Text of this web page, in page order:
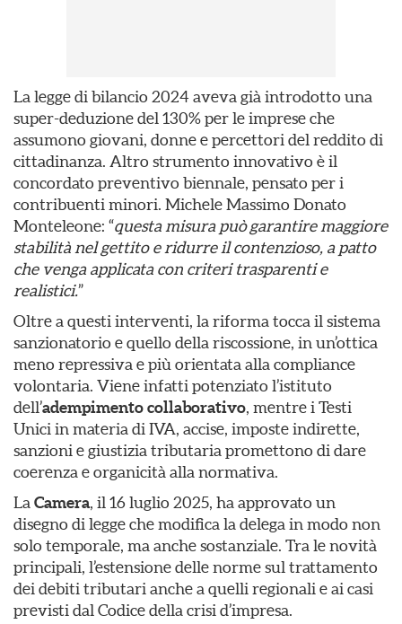
La legge di bilancio 2024 aveva già introdotto una
super-deduzione del 130% per le imprese che
assumono giovani, donne e percettori del reddito di
cittadinanza. Altro strumento innovativo è il
concordato preventivo biennale, pensato per i
contribuenti minori. Michele Massimo Donato
Monteleone: “questa misura può garantire maggiore
stabilità nel gettito e ridurre il contenzioso, a patto
che venga applicata con criteri trasparenti e
realistici.”
Oltre a questi interventi, la riforma tocca il sistema
sanzionatorio e quello della riscossione, in un’ottica
meno repressiva e più orientata alla compliance
volontaria. Viene infatti potenziato l’istituto
dell’adempimento collaborativo, mentre i Testi
Unici in materia di IVA, accise, imposte indirette,
sanzioni e giustizia tributaria promettono di dare
coerenza e organicità alla normativa.
La Camera, il 16 luglio 2025, ha approvato un
disegno di legge che modifica la delega in modo non
solo temporale, ma anche sostanziale. Tra le novità
principali, l’estensione delle norme sul trattamento
dei debiti tributari anche a quelli regionali e ai casi
previsti dal Codice della crisi d’impresa.